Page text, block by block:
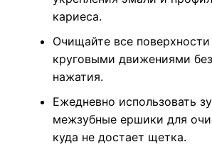
кариеса.
Очищайте все
круговыми движениями
нажатия.
Ежедневно использовать
межзубные ершики для
куда не достает щетка.